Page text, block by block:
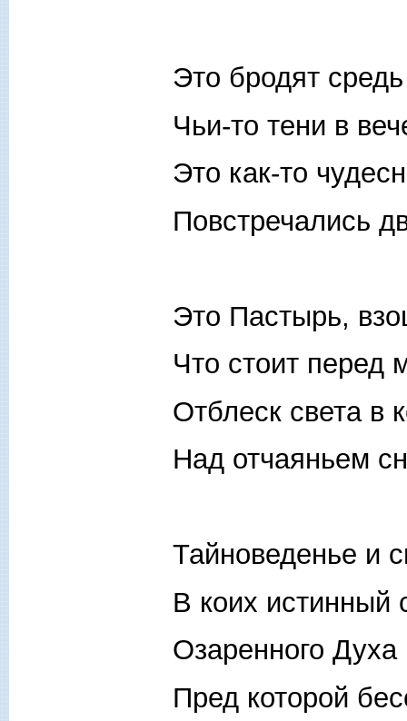
Это бродят
Чьи-то тени в
Это как-то
Повстречались
Это Пастырь,
Что стоит перед
Отблеск света в
Над отчаяньем
Тайноведенье и
В коих истинный
Озаренного Духа
Пред которой